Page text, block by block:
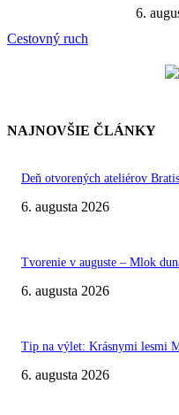
Cestovný ruch
6.
NAJNOVŠIE ČLÁNKY
Deň otvorených ateliérov
6. augusta 2026
Tvorenie v auguste – Mlok
6. augusta 2026
Tip na výlet: Krásnymi lesmi
6. augusta 2026